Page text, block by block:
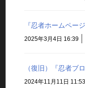
『忍者ホームペー
2025年3月4日 16:39
（復旧）『忍者ブ
2024年11月11日 11:53